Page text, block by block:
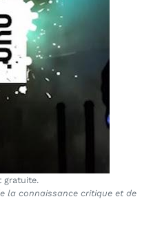
gratuite.
la connaissance critique et de